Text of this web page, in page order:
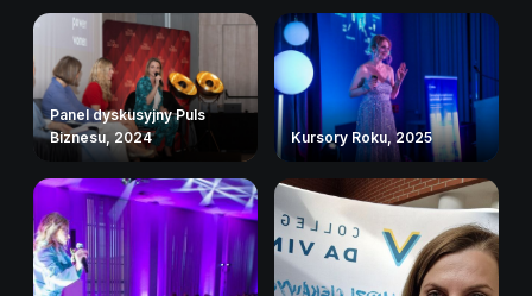
Panel dyskusyjny Puls
Biznesu, 2024
Kursory Roku, 2025